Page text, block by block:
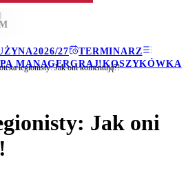
2026/27
TERMINARZ
MANAGERGRAJ!KOSZYKÓWKA
legionisty: Jak oni komentują?!
Jak oni